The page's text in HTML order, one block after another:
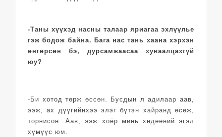
-Таны хүүхэд насны талаар яриагаа эхлүүлье
гэж бодож байна. Бага нас тань хаана хэрхэн
өнгөрсөн бэ, дурсамжаасаа хуваалцахгүй
юу?
-Би хотод төрж өссөн. Бусдын л адилаар аав,
ээж, ах дүүгийнхээ элэг бүтэн хайранд өсөж,
торнисон. Аав, ээж хоёр минь хөдөөний эгэл
хүмүүс юм.